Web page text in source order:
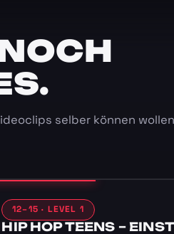
selber können
12–15 · LEVEL 1
HIP HOP TEENS –